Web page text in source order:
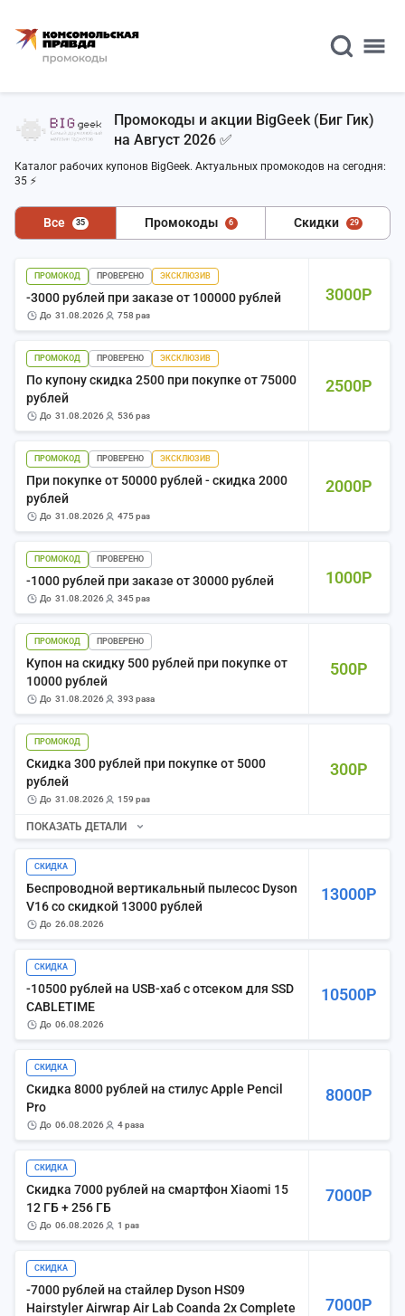
Промокоды и акции BigGeek (Биг Гик)
на Август 2026 ✅
Каталог рабочих купонов BigGeek. Актуальных промокодов на сегодня:
35 ⚡
Все 35 Промокоды 6 Скидки 29
3000Р
ПРОМОКОД ПРОВЕРЕНО ЭКСКЛЮЗИВ
-3000 рублей при заказе от 100000 рублей
до 31.08.2026 758 раз
2500Р
ПРОМОКОД ПРОВЕРЕНО ЭКСКЛЮЗИВ
По купону скидка 2500 при покупке от 75000
рублей
до 31.08.2026 536 раз
2000Р
ПРОМОКОД ПРОВЕРЕНО ЭКСКЛЮЗИВ
При покупке от 50000 рублей - скидка 2000
рублей
до 31.08.2026 475 раз
1000Р
ПРОМОКОД ПРОВЕРЕНО
-1000 рублей при заказе от 30000 рублей
до 31.08.2026 345 раз
500Р
ПРОМОКОД ПРОВЕРЕНО
Купон на скидку 500 рублей при покупке от
10000 рублей
до 31.08.2026 393 раза
300Р
ПРОМОКОД
Скидка 300 рублей при покупке от 5000
рублей
до 31.08.2026 159 раз
ПОКАЗАТЬ ДЕТАЛИ
13000Р
СКИДКА
Беспроводной вертикальный пылесос Dyson
V16 со скидкой 13000 рублей
до 26.08.2026
10500Р
СКИДКА
-10500 рублей на USB-хаб с отсеком для SSD
CABLETIME
до 06.08.2026
8000Р
СКИДКА
Скидка 8000 рублей на стилус Apple Pencil
Pro
до 06.08.2026 4 раза
7000Р
СКИДКА
Скидка 7000 рублей на смартфон Xiaomi 15
12 ГБ + 256 ГБ
до 06.08.2026 1 раз
7000Р
СКИДКА
-7000 рублей на стайлер Dyson HS09
Hairstyler Airwrap Air Lab Coanda 2x Complete